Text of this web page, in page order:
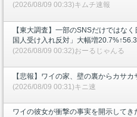
(2026/08/09 00:33)キムチ速報
【東大調査】一部のSNSだけではな
国人受け入れ反対」大幅増
(2026/08/09 00:32)おーるじゃんる
【悲報】ワイの家、壁の裏からカサ
(2026/08/09 00:31)キニ速
ワイの彼女が衝撃の事実を開示してき